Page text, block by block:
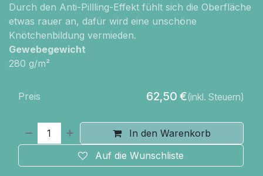
Durch den Anti-Pillling-Effekt fühlt sich die Oberfläche
etwas rauer an, dafür wird eine unschöne
Knötchenbildung vermieden.
Gewebegewicht
280 g/m²
In den Warenkorb
Auf die Wunschliste
Preis 62,50 €(inkl. Steuern)